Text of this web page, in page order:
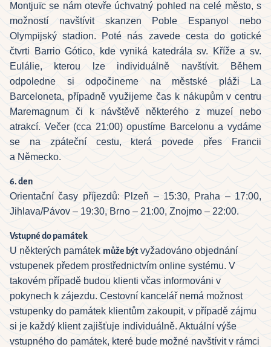
Montjuïc se nám otevře úchvatný pohled na celé město, s
možností navštívit skanzen Poble Espanyol nebo
Olympijský stadion. Poté nás zavede cesta do gotické
čtvrti Barrio Gótico, kde vyniká katedrála sv. Kříže a sv.
Eulálie, kterou lze individuálně navštívit. Během
odpoledne si odpočineme na městské pláži La
Barceloneta, případně využijeme čas k nákupům v centru
Maremagnum či k návštěvě některého z muzeí nebo
atrakcí. Večer (cca 21:00) opustíme Barcelonu a vydáme
se na zpáteční cestu, která povede přes Francii
a Německo.
6. den
Orientační časy příjezdů: Plzeň – 15:30, Praha – 17:00,
Jihlava/Pávov – 19:30, Brno – 21:00, Znojmo – 22:00.
Vstupné do památek
U některých památek může býtvyžadováno objednání
vstupenek předem prostřednictvím online systému. V
takovém případě budou klienti včas informováni v
pokynech k zájezdu. Cestovní kancelář nemá možnost
vstupenky do památek klientům zakoupit, v případě zájmu
si je každý klient zajišťuje individuálně. Aktuální výše
vstupného do památek, které bude možné navštívit v rámci